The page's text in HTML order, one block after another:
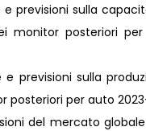
e previsioni sulla
monitor posteriori
e previsioni sulla
posteriori per auto
del mercato